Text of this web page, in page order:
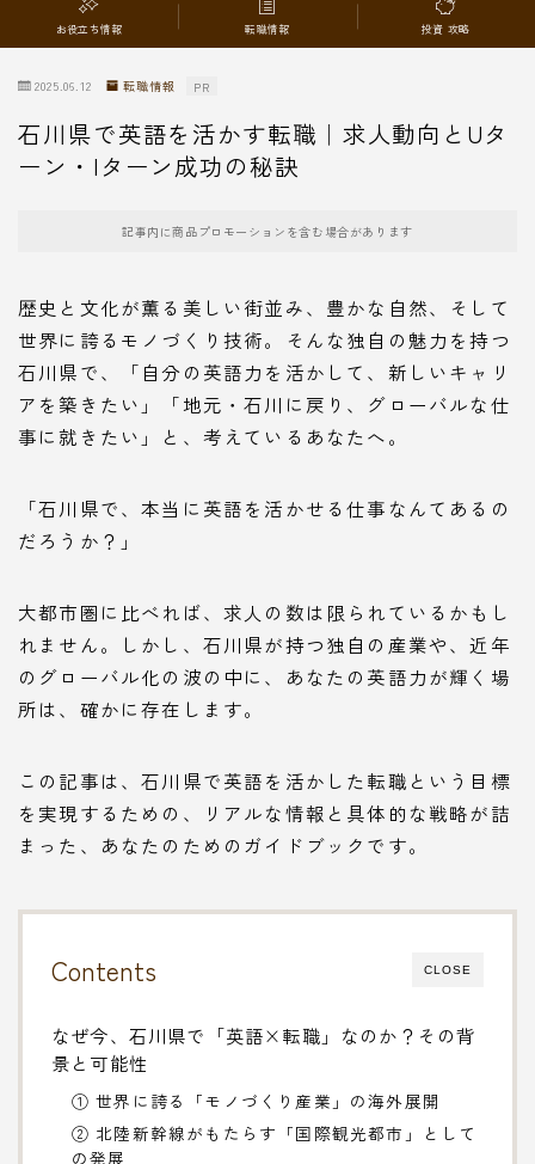
お役立ち情報 転職情報 投資 攻略
2025.06.12 転職情報 PR
石川県で英語を活かす転職｜求人動向とUタ
ーン・Iターン成功の秘訣
記事内に商品プロモーションを含む場合があります
歴史と文化が薫る美しい街並み、豊かな自然、そして
世界に誇るモノづくり技術。そんな独自の魅力を持つ
石川県で、「自分の英語力を活かして、新しいキャリ
アを築きたい」「地元・石川に戻り、グローバルな仕
事に就きたい」と、考えているあなたへ。
「石川県で、本当に英語を活かせる仕事なんてあるの
だろうか？」
大都市圏に比べれば、求人の数は限られているかもし
れません。しかし、石川県が持つ独自の産業や、近年
のグローバル化の波の中に、あなたの英語力が輝く場
所は、確かに存在します。
この記事は、石川県で英語を活かした転職という目標
を実現するための、リアルな情報と具体的な戦略が詰
まった、あなたのためのガイドブックです。
CLOSE
Contents
なぜ今、石川県で「英語×転職」なのか？その背
景と可能性
① 世界に誇る「モノづくり産業」の海外展開
② 北陸新幹線がもたらす「国際観光都市」として
の発展